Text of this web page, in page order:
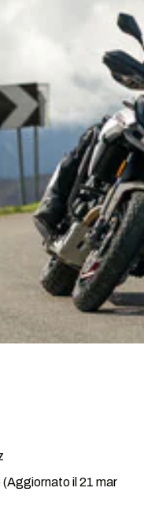
(Aggiornato il 21 mar